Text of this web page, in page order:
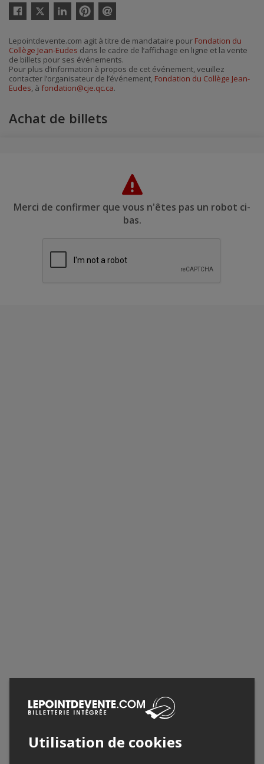
Twitter
courriel
Lepointdevente.com agit à titre de mandataire pour Fondation du
Collège Jean-Eudes dans le cadre de l’affichage en ligne et la vente
de billets pour ses événements.
Pour plus d’information à propos de cet événement, veuillez
contacter l’organisateur de l’événement, Fondation du Collège Jean-
Eudes, à fondation@cje.qc.ca.
Achat de billets
Merci de confirmer que vous n'êtes pas un robot ci-
bas.
Utilisation de cookies